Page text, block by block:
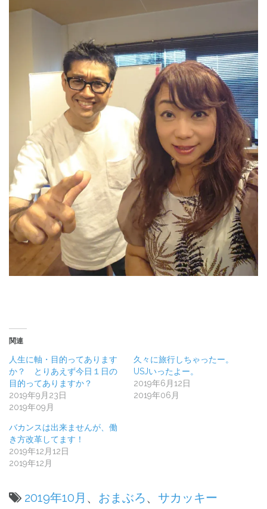
関連
人生に軸・目的ってあります
か？ とりあえず今日１日の
目的ってありますか？
2019年9月23日
2019年09月
久々に旅行しちゃったー。
USJいったよー。
2019年6月12日
2019年06月
バカンスは出来ませんが、働
き方改革してます！
2019年12月12日
2019年12月
2019年10月 、 おまぶろ、 サカッキー